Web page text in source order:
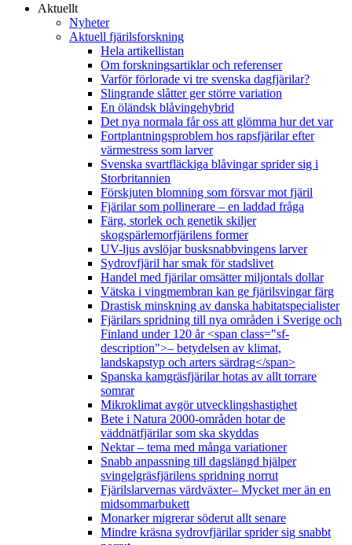
Aktuellt
Nyheter
Aktuell fjärilsforskning
Hela artikellistan
Om forskningsartiklar och referenser
Varför förlorade vi tre svenska dagfjärilar?
Slingrande slåtter ger större variation
En öländsk blåvingehybrid
Det nya normala får oss att glömma hur det var
Fortplantningsproblem hos rapsfjärilar efter
värmestress som larver
Svenska svartfläckiga blåvingar sprider sig i
Storbritannien
Förskjuten blomning som försvar mot fjäril
Fjärilar som pollinerare – en laddad fråga
Färg, storlek och genetik skiljer
skogspärlemorfjärilens former
UV-ljus avslöjar busksnabbvingens larver
Sydrovfjäril har smak för stadslivet
Handel med fjärilar omsätter miljontals dollar
Vätska i vingmembran kan ge fjärilsvingar färg
Drastisk minskning av danska habitatspecialister
Fjärilars spridning till nya områden i Sverige och
Finland under 120 år <span class="sf-
description">– betydelsen av klimat,
landskapstyp och arters särdrag</span>
Spanska kamgräsfjärilar hotas av allt torrare
somrar
Mikroklimat avgör utvecklingshastighet
Bete i Natura 2000-områden hotar de
väddnätfjärilar som ska skyddas
Nektar – tema med många variationer
Snabb anpassning till dagslängd hjälper
svingelgräsfjärilens spridning norrut
Fjärilslarvernas värdväxter– Mycket mer än en
midsommarbukett
Monarker migrerar söderut allt senare
Mindre kräsna sydrovfjärilar sprider sig snabbt